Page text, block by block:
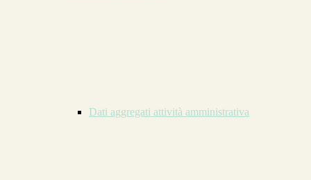
Dati aggregati attività amministrativa